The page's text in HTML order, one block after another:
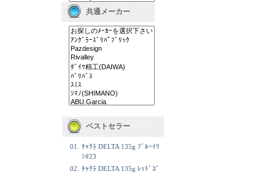
共通メーカー
ベストセラー
01.
ﾁｬｸﾗ DELTA 135g ﾌﾞﾙｰｲﾜ
ｼ#23
02.
ﾁｬｸﾗ DELTA 135g ﾚｯﾄﾞｺﾞ